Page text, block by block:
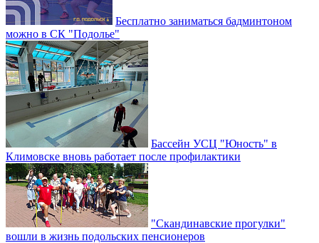
Бесплатно заниматься бадминтоном
можно в СК "Подолье"
Бассейн УСЦ "Юность" в
Климовске вновь работает после профилактики
"Скандинавские прогулки"
вошли в жизнь подольских пенсионеров